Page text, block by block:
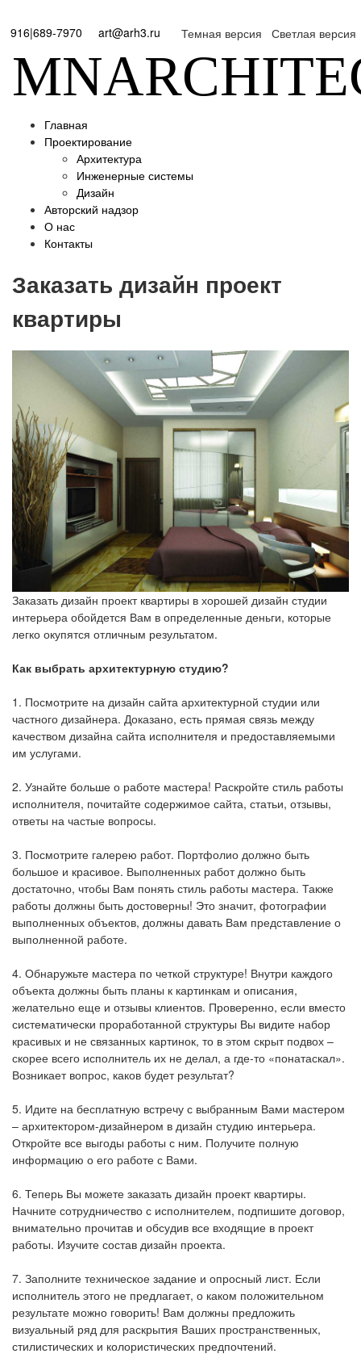
916|689-7970 art@arh3.ru Темная версия Светлая версия
Главная
Проектирование
Архитектура
Инженерные системы
Дизайн
Авторский надзор
О нас
Контакты
Заказать дизайн проект
квартиры
Заказать дизайн проект квартиры в хорошей дизайн студии
интерьера обойдется Вам в определенные деньги, которые
легко окупятся отличным результатом.
Как выбрать архитектурную студию?
1. Посмотрите на дизайн сайта архитектурной студии или
частного дизайнера. Доказано, есть прямая связь между
качеством дизайна сайта исполнителя и предоставляемыми
им услугами.
2. Узнайте больше о работе мастера! Раскройте стиль работы
исполнителя, почитайте содержимое сайта, статьи, отзывы,
ответы на частые вопросы.
3. Посмотрите галерею работ. Портфолио должно быть
большое и красивое. Выполненных работ должно быть
достаточно, чтобы Вам понять стиль работы мастера. Также
работы должны быть достоверны! Это значит, фотографии
выполненных объектов, должны давать Вам представление о
выполненной работе.
4. Обнаружьте мастера по четкой структуре! Внутри каждого
объекта должны быть планы к картинкам и описания,
желательно еще и отзывы клиентов. Проверенно, если вместо
систематически проработанной структуры Вы видите набор
красивых и не связанных картинок, то в этом скрыт подвох –
скорее всего исполнитель их не делал, а где-то «понатаскал».
Возникает вопрос, каков будет результат?
5. Идите на бесплатную встречу с выбранным Вами мастером
– архитектором-дизайнером в дизайн студию интерьера.
Откройте все выгоды работы с ним. Получите полную
информацию о его работе с Вами.
6. Теперь Вы можете заказать дизайн проект квартиры.
Начните сотрудничество с исполнителем, подпишите договор,
внимательно прочитав и обсудив все входящие в проект
работы. Изучите состав дизайн проекта.
7. Заполните техническое задание и опросный лист. Если
исполнитель этого не предлагает, о каком положительном
результате можно говорить! Вам должны предложить
визуальный ряд для раскрытия Ваших пространственных,
стилистических и колористических предпочтений.